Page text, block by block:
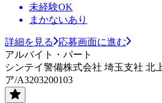
未経験OK
まかないあり
詳細を見る
応募画面に進む
アルバイト・パート
シンテイ警備株式会社 埼玉支社 北
ア/A3203200103